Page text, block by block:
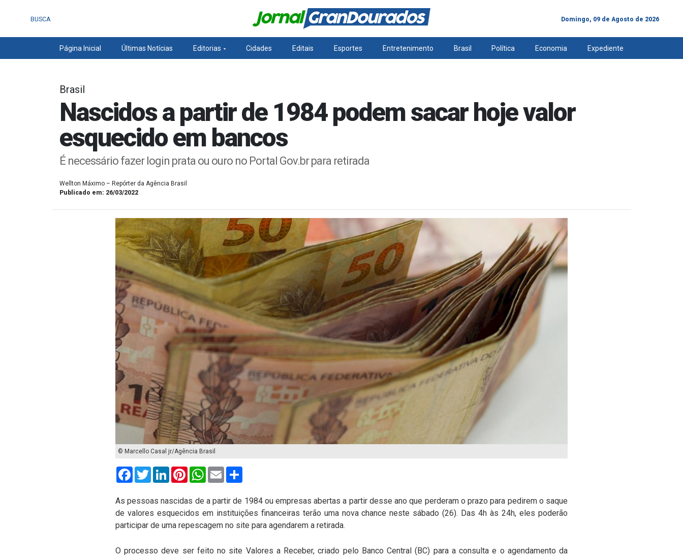
BUSCA Domingo, 09 de Agosto de 2026
Página Inicial Últimas Notícias Editorias Cidades Editais Esportes Entretenimento Brasil Política Economia Expediente
Brasil
Nascidos a partir de 1984 podem sacar hoje valor
esquecido em bancos
É necessário fazer login prata ou ouro no Portal Gov.br para retirada
Wellton Máximo – Repórter da Agência Brasil
Publicado em: 26/03/2022
© Marcello Casal jr/Agência Brasil
FacebookTwitterLinkedInPinterestWhatsApp
Email
As pessoas nascidas de a partir de 1984 ou empresas abertas a partir desse ano que perderam o prazo para pedirem o saque
de valores esquecidos em instituições financeiras terão uma nova chance neste sábado (26). Das 4h às 24h, eles poderão
participar de uma repescagem no site para agendarem a retirada.
O processo deve ser feito no site Valores a Receber, criado pelo Banco Central (BC) para a consulta e o agendamento da